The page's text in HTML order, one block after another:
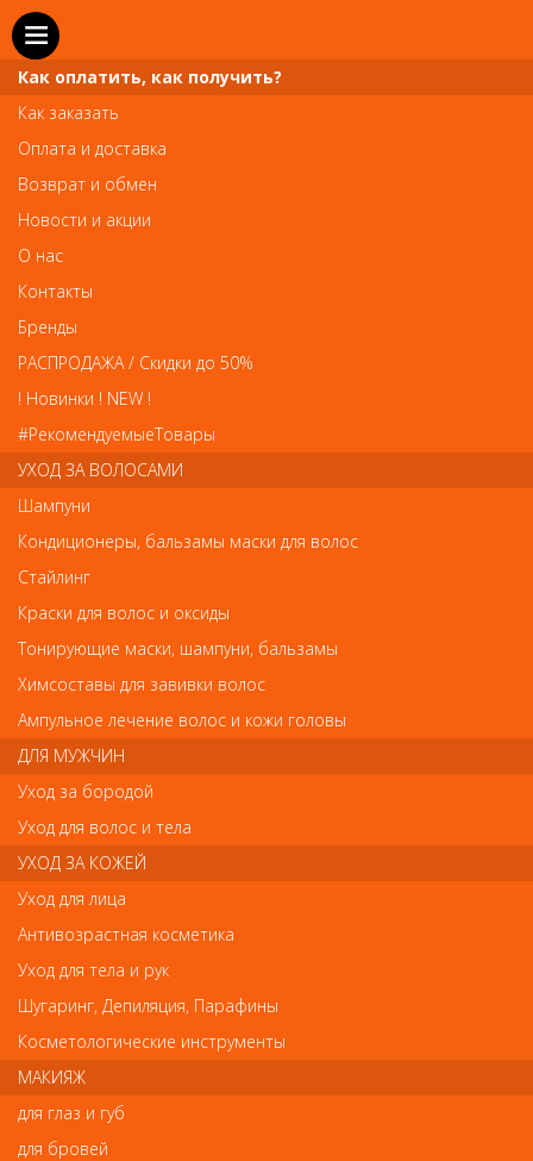
SEO
Элгон Affixx 99 Гель экстрасильной фиксации 200мл
Элгон Affixx 99 Гель экстрасильной фиксации
200мл
Арт. 8473003
580р.-
В закладки Как оплатить? Как получить?
Влагоустойчивый гель для сильной жесткой фиксации волос.
Подходит для работы с непослушными волосами, а также для
креативных вариантов стайлинга.
Применение:
Равномерно распределить небольшое количество геля на
ладонях, нанести на чистые сухие или влажные волосы в
индивидуальной технике, подчеркивая необходимую текстуру
или выделяя отдельные креативные элементы прически. Не
смывать.
Как оплатить, как получить?
Как заказать
Оплата и доставка
Возврат и обмен
Новости и акции
О нас
Контакты
Бренды
РАСПРОДАЖА / Скидки до 50%
! Новинки ! NEW !
#РекомендуемыеТовары
УХОД ЗА ВОЛОСАМИ
Шампуни
Кондиционеры, бальзамы маски для волос
Стайлинг
Краски для волос и оксиды
Тонирующие маски, шампуни, бальзамы
Химсоставы для завивки волос
Ампульное лечение волос и кожи головы
ДЛЯ МУЖЧИН
Уход за бородой
Уход для волос и тела
УХОД ЗА КОЖЕЙ
Уход для лица
Антивозрастная косметика
Уход для тела и рук
Шугаринг, Депиляция, Парафины
Косметологические инструменты
МАКИЯЖ
для глаз и губ
для бровей